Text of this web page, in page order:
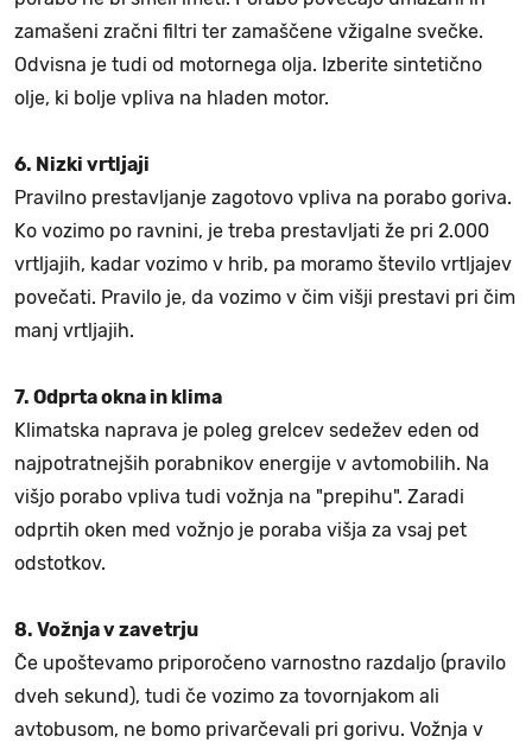
zamašeni zračni filtri ter zamaščene vžigalne svečke.
Odvisna je tudi od motornega olja. Izberite sintetično
olje, ki bolje vpliva na hladen motor.
6. Nizki vrtljaji
Pravilno prestavljanje zagotovo vpliva na porabo goriva.
Ko vozimo po ravnini, je treba prestavljati že pri 2.000
vrtljajih, kadar vozimo v hrib, pa moramo število vrtljajev
povečati. Pravilo je, da vozimo v čim višji prestavi pri čim
manj vrtljajih.
7. Odprta okna in klima
Klimatska naprava je poleg grelcev sedežev eden od
najpotratnejših porabnikov energije v avtomobilih. Na
višjo porabo vpliva tudi vožnja na "prepihu". Zaradi
odprtih oken med vožnjo je poraba višja za vsaj pet
odstotkov.
8. Vožnja v zavetrju
Če upoštevamo priporočeno varnostno razdaljo (pravilo
dveh sekund), tudi če vozimo za tovornjakom ali
avtobusom, ne bomo privarčevali pri gorivu. Vožnja v